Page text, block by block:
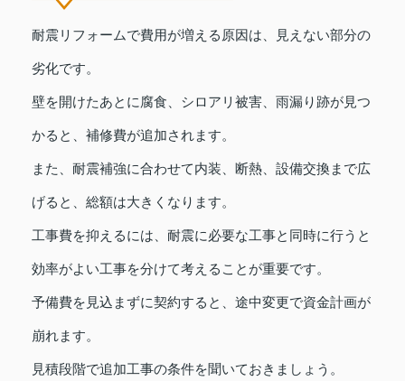
耐震リフォームで費用が増える原因は、見えない部分の
劣化です。
壁を開けたあとに腐食、シロアリ被害、雨漏り跡が見つ
かると、補修費が追加されます。
また、耐震補強に合わせて内装、断熱、設備交換まで広
げると、総額は大きくなります。
工事費を抑えるには、耐震に必要な工事と同時に行うと
効率がよい工事を分けて考えることが重要です。
予備費を見込まずに契約すると、途中変更で資金計画が
崩れます。
見積段階で追加工事の条件を聞いておきましょう。